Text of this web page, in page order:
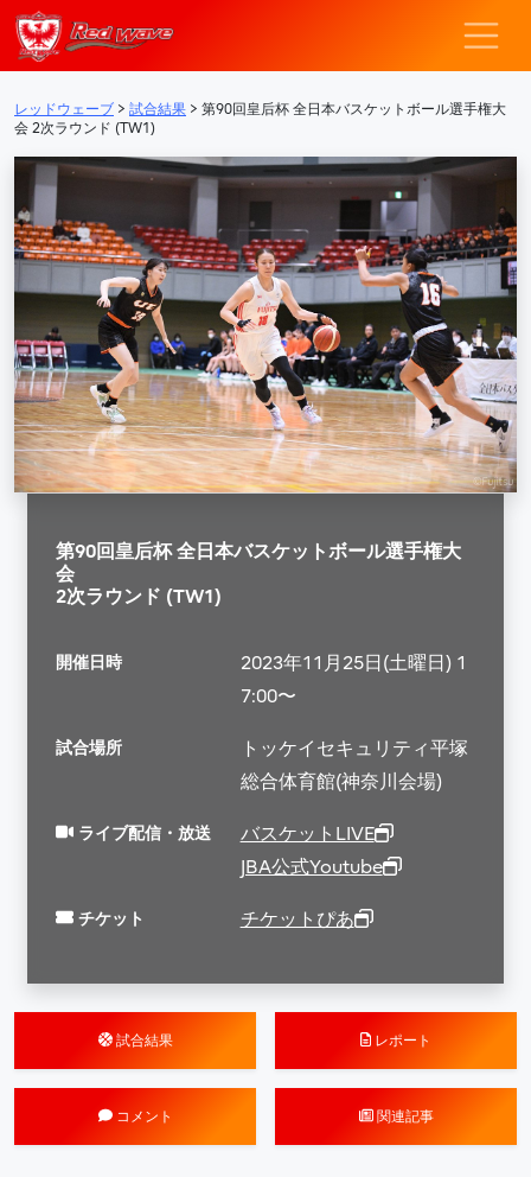
メインナビゲーション
レッドウェー
レッドウェーブ > 試合結果 > 第90回皇后杯 全日本バスケットボール選手権大
会 2次ラウンド (TW1)
第90回皇后杯 全日本バスケットボール選手権大
会
2次ラウンド (TW1)
開催日時
2023年11月25日(土曜日) 1
7:00〜
試合場所
トッケイセキュリティ平塚
総合体育館(神奈川会場)
ライブ配信・放送
バスケットLIVE
JBA公式Youtube
チケット チケットぴあ
試合結果 レポート
コメント 関連記事